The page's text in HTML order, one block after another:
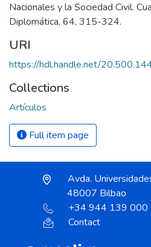
Nacionales y la Sociedad Civil.
Diplomática, 64, 315-324.
URI
https://hdl.handle.net/
Collections
Artículos
Full item page
Avda.
48007 Bilbao
+34 944 139 000
Contact